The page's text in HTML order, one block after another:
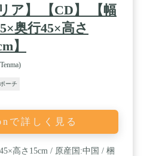
ア】 【CD】 【幅
奥行45×高さ
】
ーチ
で詳しく見る
高さ15cm / 原産国:中国 / 梱